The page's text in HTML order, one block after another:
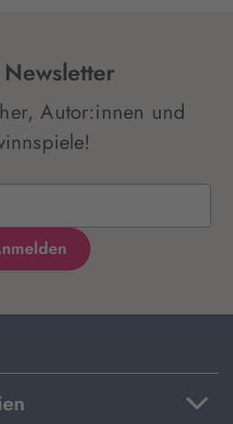
Autor:innen und